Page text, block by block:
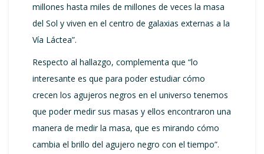
millones hasta miles de millones de veces la masa
del Sol y viven en el centro de galaxias externas a la
Vía Láctea”.
Respecto al hallazgo, complementa que “lo
interesante es que para poder estudiar cómo
crecen los agujeros negros en el universo tenemos
que poder medir sus masas y ellos encontraron una
manera de medir la masa, que es mirando cómo
cambia el brillo del agujero negro con el tiempo”.